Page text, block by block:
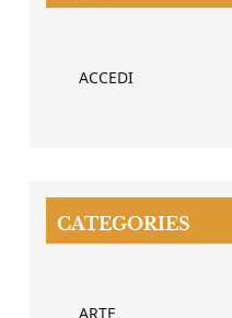
ACCEDI
CATEGORIES
ARTE